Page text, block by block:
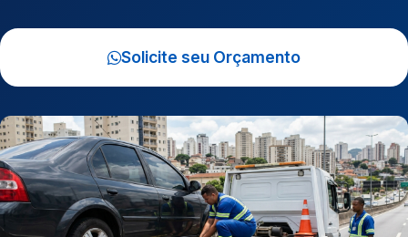
Solicite seu Orçamento